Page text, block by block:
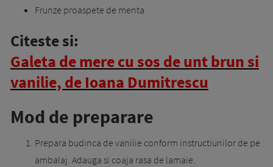
Frunze proaspete de menta
Citeste si:
Galeta de mere cu sos de unt brun si
vanilie, de Ioana Dumitrescu
Mod de preparare
Prepara budinca de vanilie conform instructiunilor de pe
ambalaj. Adauga si coaja rasa de lamaie.